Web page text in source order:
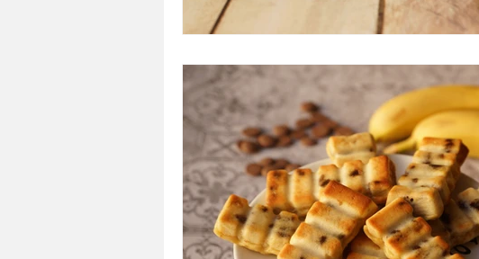
Crêpes, gaufres et pancakes Desserts au chocolat
Entrées chaudes Entrées de fête ou d'exception